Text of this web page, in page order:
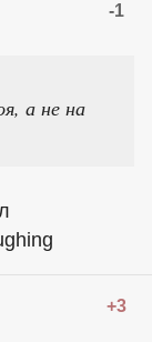
-1
а не на
+3